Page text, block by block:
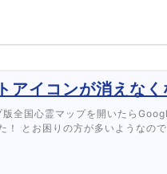
アイコンが消えな
全国心霊マップを開いたら
！ とお困りの方が多いようなの